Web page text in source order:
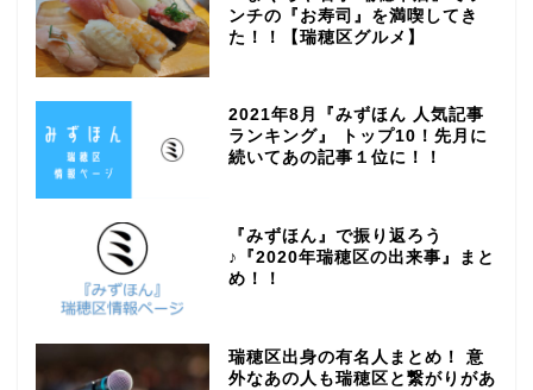
ンチの『お寿司』を満喫してき
た！！【瑞穂区グルメ】
2021年8月『みずほん 人気記事
ランキング』 トップ10！先月に
続いてあの記事１位に！！
『みずほん』で振り返ろう
♪『2020年瑞穂区の出来事』まと
め！！
瑞穂区出身の有名人まとめ！ 意
外なあの人も瑞穂区と繋がりがあ